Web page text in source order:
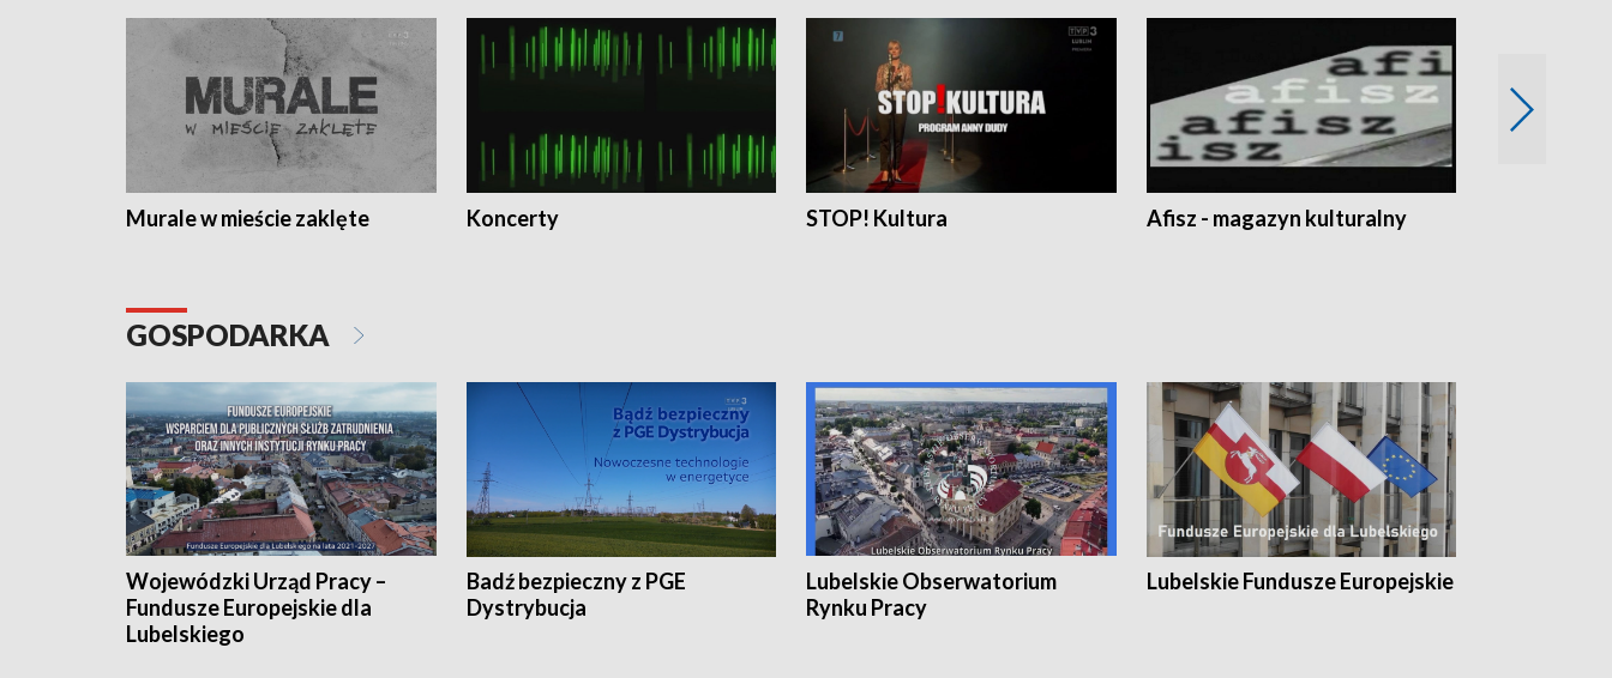
Murale w mieście zaklęte Koncerty STOP! Kultura Afisz - magazyn kulturalny
GOSPODARKA
Wojewódzki Urząd Pracy –
Fundusze Europejskie dla
Lubelskiego
Badź bezpieczny z PGE
Dystrybucja
Lubelskie Obserwatorium
Rynku Pracy
Lubelskie Fundusze Europejskie